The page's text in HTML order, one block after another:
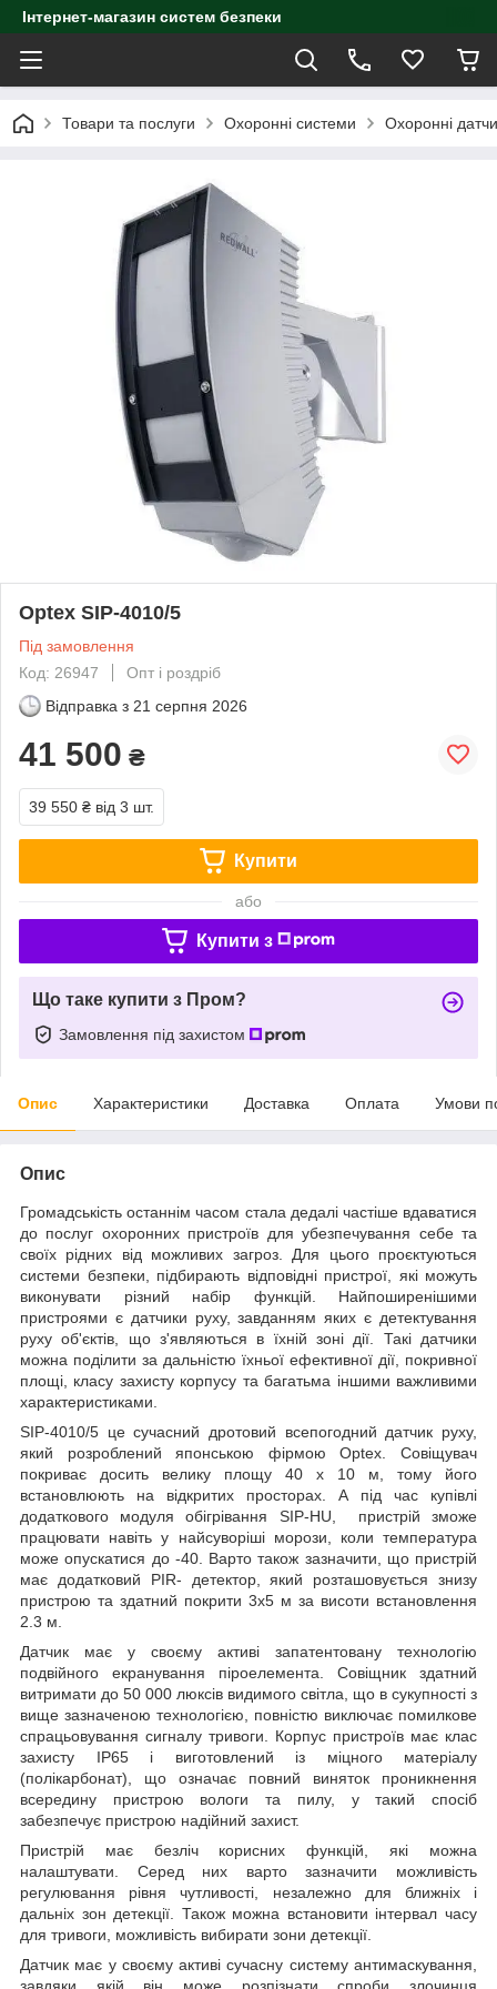
Інтернет-магазин систем безпеки
Товари та послуги Охоронні системи Охоронні
Optex SIP-4010/5
Під замовлення
Код: 26947
Опт і роздріб
Відправка з 21 серпня 2026
41 500 ₴
39 550 ₴ від 3 шт.
Купити
або
Купити з
Що таке купити з Пром?
Замовлення під захистом
Опис Характеристики Доставка Оплата Умови
Опис
Громадськість останнім часом стала дедалі частіше вдаватися
до послуг охоронних пристроїв для убезпечування себе та
своїх рідних від можливих загроз. Для цього проєктуються
системи безпеки, підбирають відповідні пристрої, які можуть
виконувати різний набір функцій. Найпоширенішими
пристроями є датчики руху, завданням яких є детектування
руху об'єктів, що з'являються в їхній зоні дії. Такі датчики
можна поділити за дальністю їхньої ефективної дії, покривної
площі, класу захисту корпусу та багатьма іншими важливими
характеристиками.
SIP-4010/5 це сучасний дротовий всепогодний датчик руху,
який розроблений японською фірмою Optex. Совіщувач
покриває досить велику площу 40 x 10 м, тому його
встановлюють на відкритих просторах. А під час купівлі
додаткового модуля обігрівання SIP-HU, пристрій зможе
працювати навіть у найсуворіші морози, коли температура
може опускатися до -40. Варто також зазначити, що пристрій
має додатковий PIR- детектор, який розташовується знизу
пристрою та здатний покрити 3х5 м за висоти встановлення
2.3 м.
Датчик має у своєму активі запатентовану технологію
подвійного екранування піроелемента. Совіщник здатний
витримати до 50 000 люксів видимого світла, що в сукупності з
вище зазначеною технологією, повністю виключає помилкове
спрацьовування сигналу тривоги. Корпус пристроїв має клас
захисту IP65 і виготовлений із міцного матеріалу
(полікарбонат), що означає повний виняток проникнення
всередину пристрою вологи та пилу, у такий спосіб
забезпечує пристрою надійний захист.
Пристрій має безліч корисних функцій, які можна
налаштувати. Серед них варто зазначити можливість
регулювання рівня чутливості, незалежно для ближніх і
дальніх зон детекції. Також можна встановити інтервал часу
для тривоги, можливість вибирати зони детекції.
Датчик має у своєму активі сучасну систему антимаскування,
завдяки якій він може розпізнати спроби злочинця